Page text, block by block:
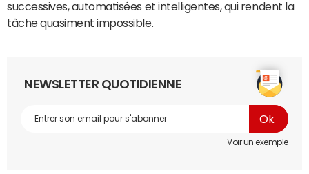
successives, automatisées et intelligentes, qui rendent la
tâche quasiment impossible.
NEWSLETTER QUOTIDIENNE
Voir un exemple